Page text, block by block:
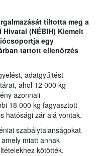
tiltotta meg a
(NÉBIH) Kiemelt
egy
tartott ellenőrzés
adatgyűjtést
ahol 12 000 kg
azonnali
18 000 kg fagyasztott
hatósági zár alá vontak.
szabálytalanságokat
miatt annak
kötötték.